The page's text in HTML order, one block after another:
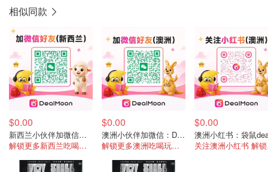
相似同款
$0.00
新西兰小伙伴加微信：DealmoonNz
解锁更多新西兰吃喝玩乐资讯
$0.00
澳洲小伙伴加微信：DealmoonAu2
解锁更多澳洲吃喝玩乐资讯
$0.00
关